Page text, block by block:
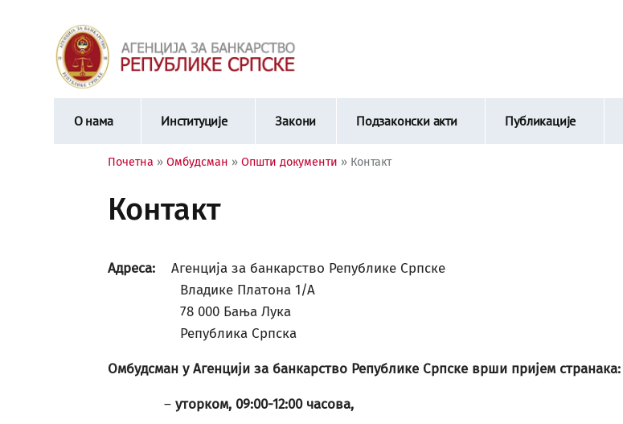
О нама Институције Закони Подзаконски акти Публикације
Почетна »Омбудсман »Општи документи » Контакт
Контакт
Адреса:Агенција за банкарство Републике Српске
Владике Платона 1/А
78 000 Бања Лука
Република Српска
Омбудсман у Агенцији за банкарство Републике Српске врши пријем странака:
– уторком, 09:00-12:00 часова,